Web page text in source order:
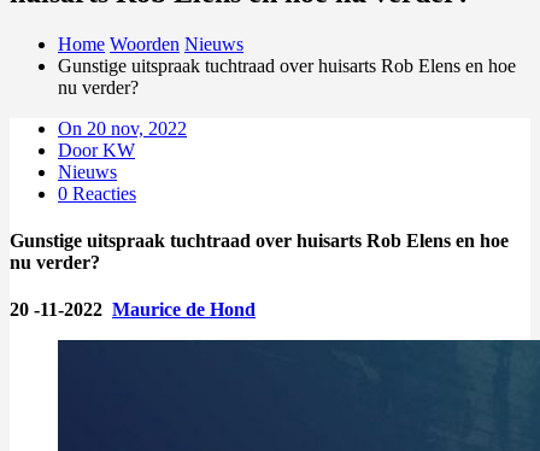
Home Woorden Nieuws
Gunstige uitspraak tuchtraad over huisarts Rob Elens en hoe
nu verder?
On 20 nov, 2022
Door KW
Nieuws
0 Reacties
Gunstige uitspraak tuchtraad over huisarts Rob Elens en hoe
nu verder?
20 -11-2022 Maurice de Hond